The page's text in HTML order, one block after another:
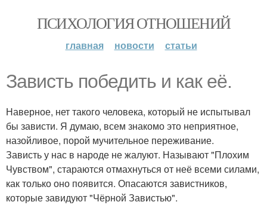
ПСИХОЛОГИЯ ОТНОШЕНИЙ
главная новости статьи
Зависть победить и как её.
Наверное, нет такого человека, который не испытывал
бы зависти. Я думаю, всем знакомо это неприятное,
назойливое, порой мучительное переживание.
Зависть у нас в народе не жалуют. Называют "Плохим
Чувством", стараются отмахнуться от неё всеми силами,
как только оно появится. Опасаются завистников,
которые завидуют "Чёрной Завистью".